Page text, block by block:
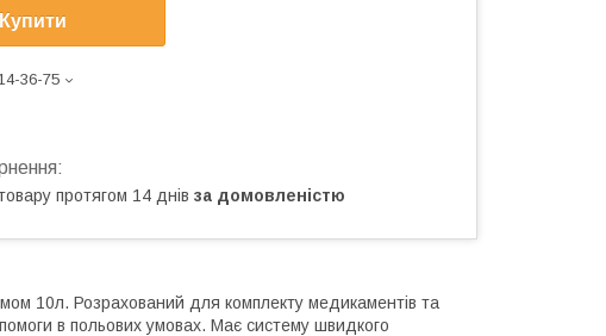
Купити
36-75
протягом 14 днів за домовленістю
10л. Розрахований для комплекту медикаментів та
в польових умовах. Має систему швидкого